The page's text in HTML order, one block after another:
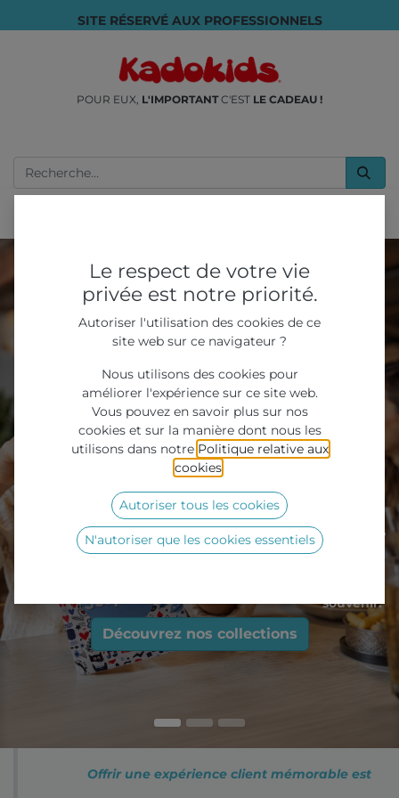
SITE RÉSERVÉ AUX PROFESSIONNELS
POUR EUX, L'IMPORTANTC'EST LE CADEAU !
Séduire un enfant, c’est fidéliser
deux parents.
souvenir.​​
Découvrez nos collections
Offrir une expérience client mémorable est
Le respect de votre vie
privée est notre priorité.
Autoriser l'utilisation des cookies de ce
site web sur ce navigateur ?
Nous utilisons des cookies pour
améliorer l'expérience sur ce site web.
Vous pouvez en savoir plus sur nos
cookies et sur la manière dont nous les
utilisons dans notre Politique relative aux
cookies
Autoriser tous les cookies
N'autoriser que les cookies essentiels